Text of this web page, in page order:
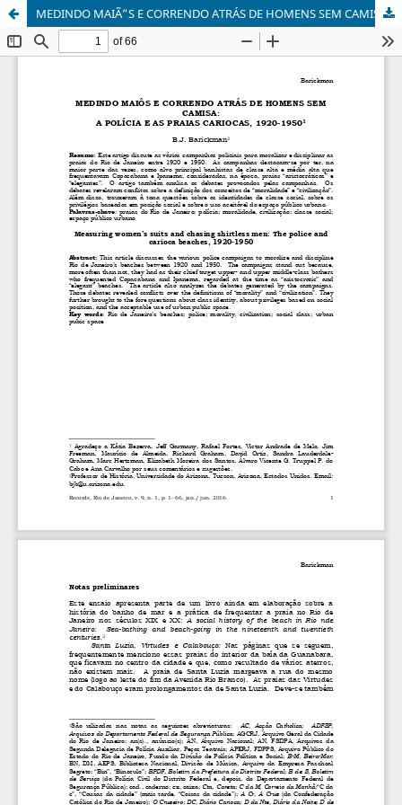
MEDINDO MAIÃ”S E CORRENDO ATRÁS DE HOMENS SEM CAMISA: A POLÍCIA E AS PRAIAS CARIOCAS, 1920-1950